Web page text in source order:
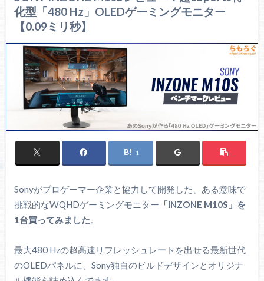
化型「480 Hz」OLEDゲーミングモニター
【0.09ミリ秒】
1
Sonyがプロゲーマー企業と協力して開発した、ある意味で
挑戦的なWQHDゲーミングモニター 「INZONE M10S」を
1台買ってみました。
最大480 Hzの超高速リフレッシュレートを出せる最新世代
のOLEDパネルに、Sony独自のビルドデザインとオリジナ